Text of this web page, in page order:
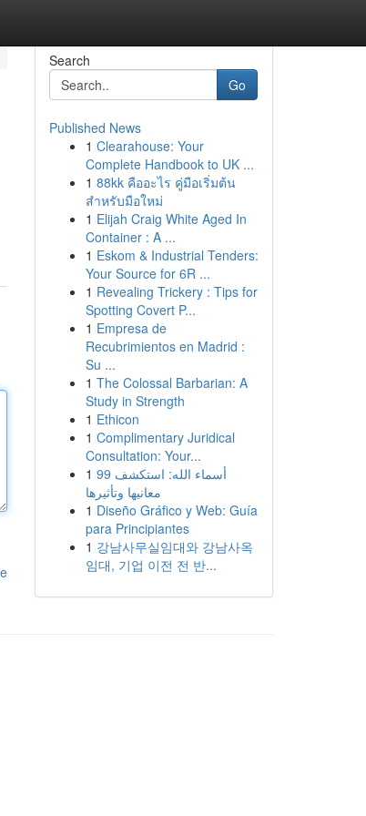
Search
Go
Published News
1 Clearahouse: Your
Complete Handbook to UK ...
1 88kk คืออะไร คู่มือเริ่มต้น
สำหรับมือใหม่
1 Elijah Craig White Aged In
Container : A ...
1 Eskom & Industrial Tenders:
Your Source for 6R ...
1 Revealing Trickery : Tips for
Spotting Covert P...
1 Empresa de
Recubrimientos en Madrid :
Su ...
1 The Colossal Barbarian: A
Study in Strength
1 Ethicon
1 Complimentary Juridical
Consultation: Your...
1 99 أسماء الله: استكشف
معانيها وتأثيرها
1 Diseño Gráfico y Web: Guía
para Principiantes
1 강남사무실임대와 강남사옥
임대, 기업 이전 전 반...